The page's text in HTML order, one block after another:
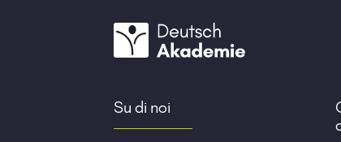
Su di noi